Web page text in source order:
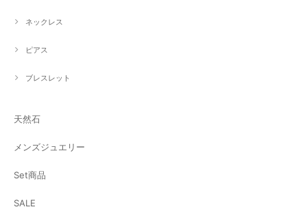
ネックレス
ピアス
ブレスレット
天然石
メンズジュエリー
Set商品
SALE